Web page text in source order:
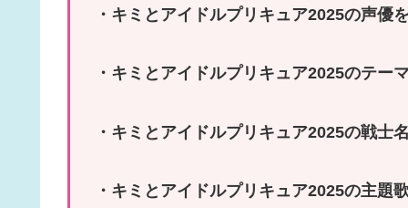
・キミとアイドルプリキュア2025の声優
・キミとアイドルプリキュア2025のテー
・キミとアイドルプリキュア2025の戦士
・キミとアイドルプリキュア2025の主題